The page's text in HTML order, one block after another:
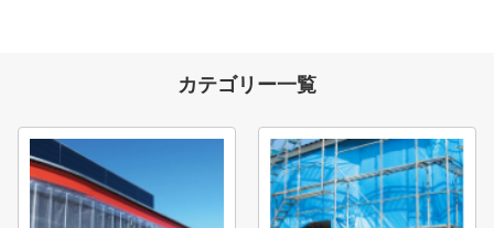
カテゴリー一覧